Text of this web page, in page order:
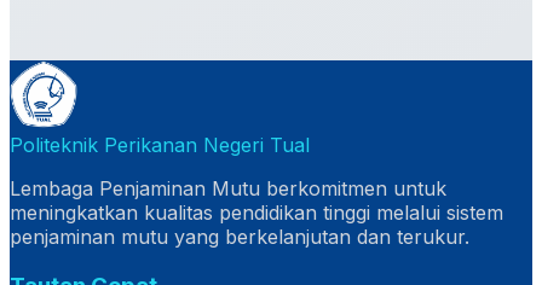
Politeknik Perikanan Negeri Tual
Lembaga Penjaminan Mutu berkomitmen untuk
meningkatkan kualitas pendidikan tinggi melalui sistem
penjaminan mutu yang berkelanjutan dan terukur.